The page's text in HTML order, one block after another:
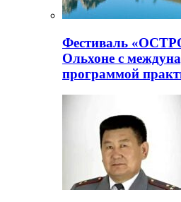
Фестиваль
Ольхоне с
программой